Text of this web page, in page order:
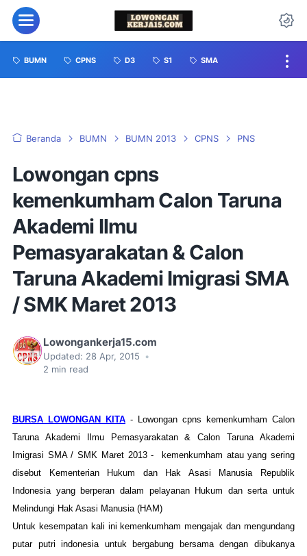
BUMN CPNS D3 S1 SMA
Beranda BUMN BUMN 2013 CPNS PNS
Lowongan cpns
kemenkumham Calon Taruna
Akademi Ilmu
Pemasyarakatan & Calon
Taruna Akademi Imigrasi SMA
/ SMK Maret 2013
Lowongankerja15.com
Updated: 28 Apr, 2015
•
2 min read
BURSA LOWONGAN KITA - Lowongan cpns kemenkumham Calon
Taruna Akademi Ilmu Pemasyarakatan & Calon Taruna Akademi
Imigrasi SMA / SMK Maret 2013 - kemenkumham atau yang sering
disebut Kementerian Hukum dan Hak Asasi Manusia Republik
Indonesia yang berperan dalam pelayanan Hukum dan serta untuk
Melindungi Hak Asasi Manusia (HAM)
Untuk kesempatan kali ini kemenkumham mengajak dan mengundang
putar putri indonesia untuk bergabung bersama dengan dibukanya